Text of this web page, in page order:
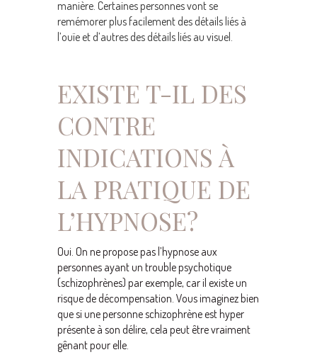
manière. Certaines personnes vont se
remémorer plus facilement des détails liés à
l’ouïe et d’autres des détails liés au visuel.
EXISTE T-IL DES
CONTRE
INDICATIONS À
LA PRATIQUE DE
L’HYPNOSE?
Oui. On ne propose pas l’hypnose aux
personnes ayant un trouble psychotique
(schizophrènes) par exemple, car il existe un
risque de décompensation. Vous imaginez bien
que si une personne schizophrène est hyper
présente à son délire, cela peut être vraiment
gênant pour elle.